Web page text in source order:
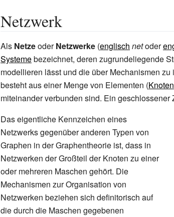
Netzwerk
Als NetzeoderNetzwerke (englisch netoder
Systemebezeichnet, deren zugrundeliegende
modellieren lässt und die über Mechanismen zu
besteht aus einer Menge von Elementen (Knoten
miteinander verbunden sind. Ein
Das eigentliche Kennzeichen eines
Netzwerks gegenüber anderen Typen von
Graphen in der Graphentheorie ist, dass in
Netzwerken der Großteil der Knoten zu einer
oder mehreren Maschen gehört. Die
Mechanismen zur Organisation von
Netzwerken beziehen sich definitorisch auf
die durch die Maschen gegebenen